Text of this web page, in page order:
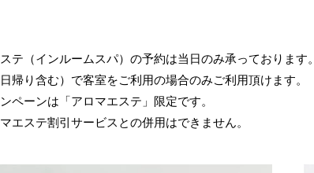
テ（インルームスパ）の予約は当日のみ承っております。
帰り含む）で客室をご利用の場合のみご利用頂けます。
ペーンは「アロマエステ」限定です。
エステ割引サービスとの併用はできません。